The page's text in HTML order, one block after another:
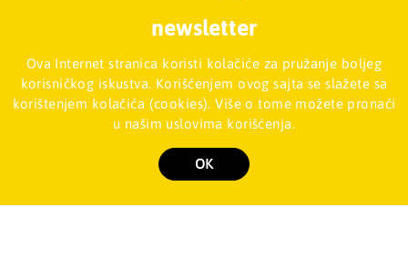
Ova Internet stranica koristi kolačiće za pružanje boljeg
korisničkog iskustva. Korišćenjem ovog sajta se slažete sa
korištenjem kolačića (cookies). Više o tome možete pronaći
u našim uslovima korišćenja.
OK
newsletter
Prijavite se na naš Newsletter
Mladinska knjiga d.o.o., Palmira Toljatija 5 - Stari Merkator, 11070
NOVI BEOGRAD, Srbija011/2257-008
Copyright 2026 Mladinska knjiga d.o.o., Sva prava su zadržana. Powered by